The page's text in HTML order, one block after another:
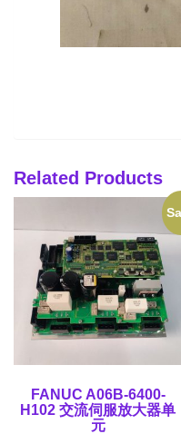
Related Products
FANUC A06B-6400-
H102 交流伺服放大器单
元